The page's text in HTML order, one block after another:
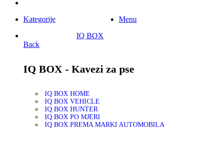
Menu
Kategorije
IQ BOX
Back
IQ BOX - Kavezi za pse
IQ BOX HOME
IQ BOX VEHICLE
IQ BOX HUNTER
IQ BOX PO MJERI
IQ BOX PREMA MARKI AUTOMOBILA